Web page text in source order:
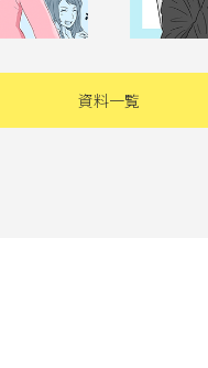
資料一覧